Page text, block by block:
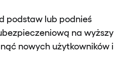
podstaw lub podnieś
na wyższy
nowych użytkowników i